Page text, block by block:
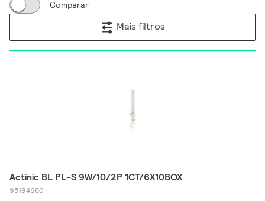
Comparar
Mais filtros
Actinic BL PL-S 9W/10/2P 1CT/6X10BOX
95194680